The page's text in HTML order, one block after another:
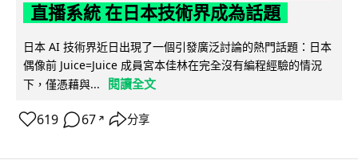
直播系統 在日本技術界成為話題
日本 AI 技術界近日出現了一個引發廣泛討論的熱門話題：日本
偶像前 Juice=Juice 成員宮本佳林在完全沒有編程經驗的情況
下，僅憑藉與...
閱讀全文
619 67 ↗ 分享